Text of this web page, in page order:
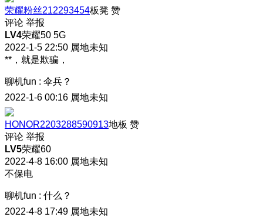
荣耀粉丝212293454板凳 赞
评论 举报
LV4荣耀50 5G
2022-1-5 22:50 属地未知
**，就是欺骗，
聊机fun : 伞兵？
2022-1-6 00:16 属地未知
HONOR2203288590913地板 赞
评论 举报
LV5荣耀60
2022-4-8 16:00 属地未知
不保电
聊机fun : 什么？
2022-4-8 17:49 属地未知